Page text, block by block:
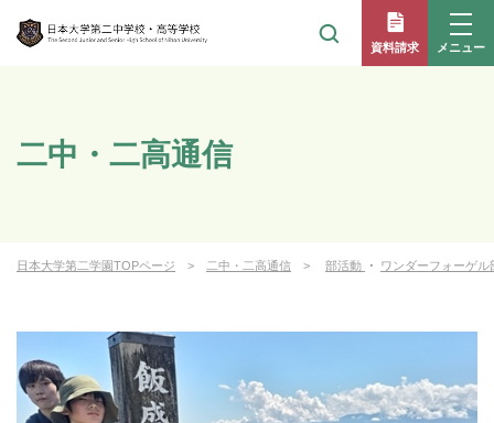
資料請求 メニュー
二中・二高通信
日本大学第二学園TOPページ 二中・二高通信 部活動 ・ ワンダーフォーゲル